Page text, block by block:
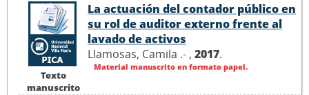
Texto
manuscrito
La actuación del contador público en
su rol de auditor externo frente al
lavado de activos
Llamosas, Camila .- , 2017.
Material manuscrito en formato papel.